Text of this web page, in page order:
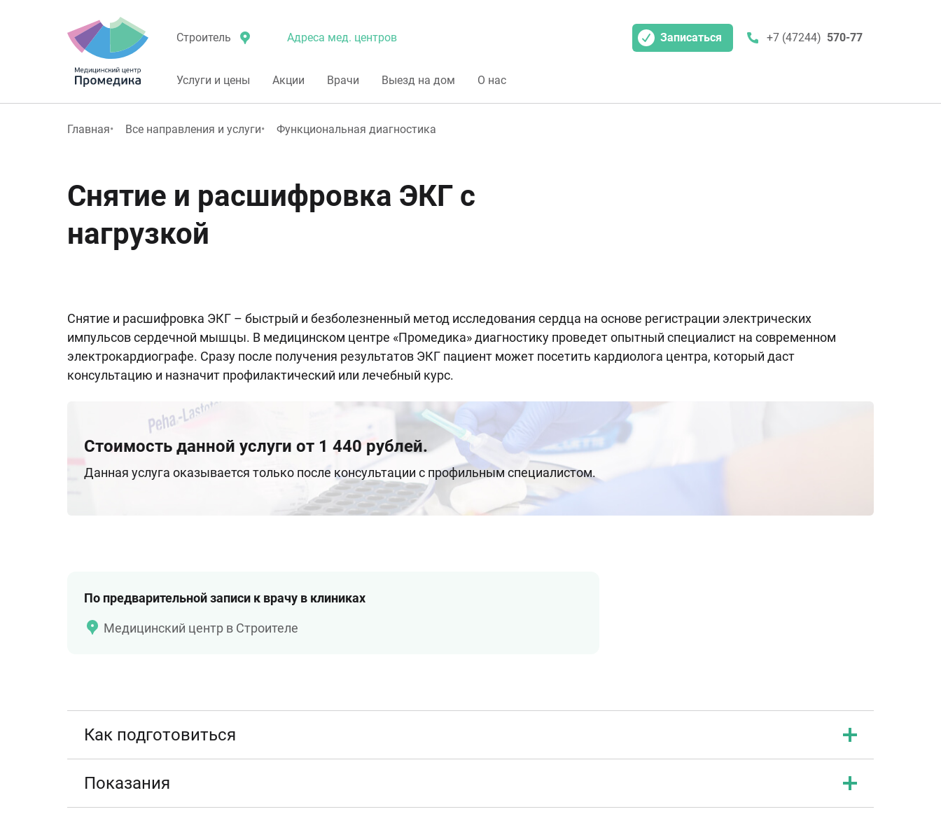
Строитель Адреса мед. центров Записаться +7 (47244) 570-77
Услуги и цены Акции Врачи Выезд на дом О нас
Главная Все направления и услуги Функциональная диагностика
Снятие и расшифровка ЭКГ с
нагрузкой
Снятие и расшифровка ЭКГ – быстрый и безболезненный метод исследования сердца на основе регистрации электрических
импульсов сердечной мышцы. В медицинском центре «Промедика» диагностику проведет опытный специалист на современном
электрокардиографе. Сразу после получения результатов ЭКГ пациент может посетить кардиолога центра, который даст
консультацию и назначит профилактический или лечебный курс.
Стоимость данной услуги от 1 440 рублей.
Данная услуга оказывается только после консультации с профильным специалистом.
По предварительной записи к врачу в клиниках
Медицинский центр в Строителе
Как подготовиться
Показания